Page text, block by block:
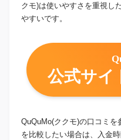
クモ)は使いやすさを重視し
やすいです。
公式サイ
QuQuMo(ククモ)の口コミ
を比較したい場合は、入金